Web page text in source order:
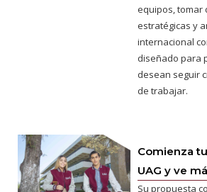
equipos, tomar
estratégicas y
internacional
diseñado para
desean seguir
de trabajar.
Comienza
UAG y ve
Su propuesta